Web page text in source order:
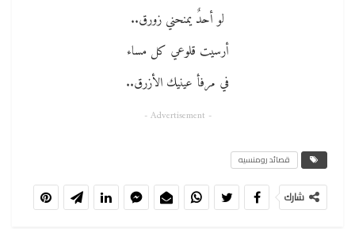
لو أحدٌ يمنحني زورق..
أرسيت قلوعي كل مساء
في مرفأ عينيك الأزرق..
- Advertisement -
قصائد رومنسيه
شارك